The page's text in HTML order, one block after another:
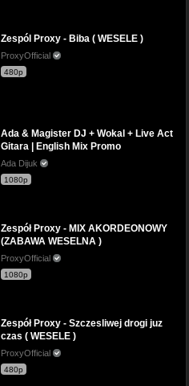
Zespól Proxy - Biba ( WESELE )
ProxyOfficial
480p
Ada & Magister DJ + Wokal + Live Act
Gitara | English Mix Promo
Ada Dijuk
1080p
Zespół Proxy - MIX AKORDEONOWY
(ZABAWA WESELNA )
ProxyOfficial
1080p
Zespół Proxy - Szczesliwej drogi juz
czas ( WESELE )
ProxyOfficial
480p